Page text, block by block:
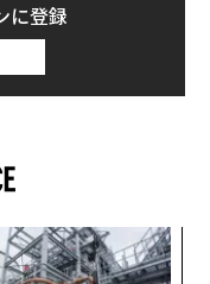
に思えるだろう
ない。彼らはコミ
。そして多くの職
る。
、計画に何もかも
、リスクを減らし
をすべて書き記し
かしこうした計画
条件の変化は、ど
けて、多くの労力
に登録